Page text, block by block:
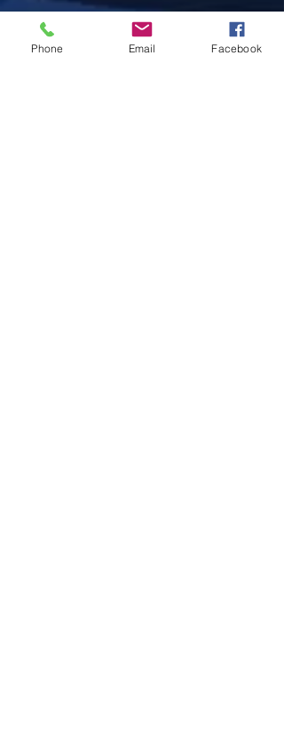
Phone Email Facebook